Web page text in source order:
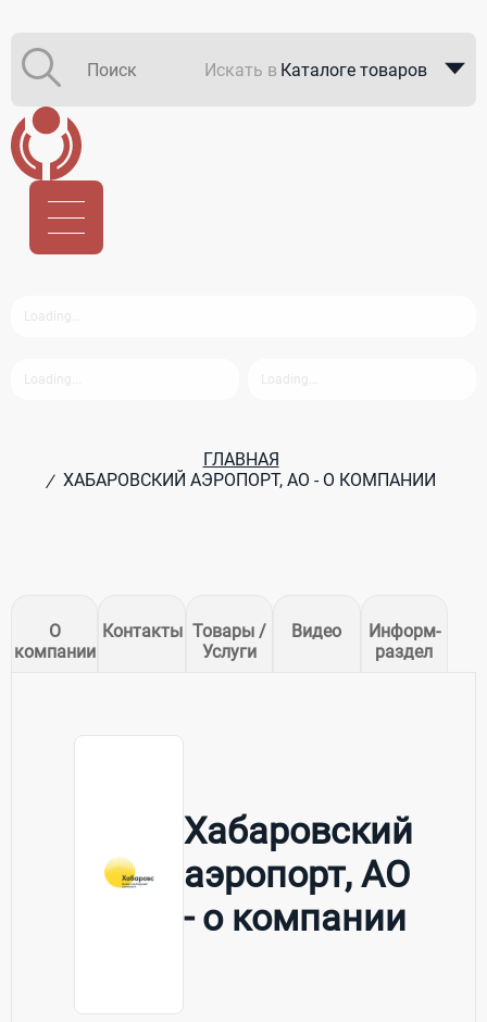
Искать в Каталоге товаров
ГЛАВНАЯ
/ ХАБАРОВСКИЙ АЭРОПОРТ, АО - О КОМПАНИИ
О
компании
Контакты Товары /
Услуги
Видео
Информ-
раздел
Хабаровский
аэропорт, АО
- о компании